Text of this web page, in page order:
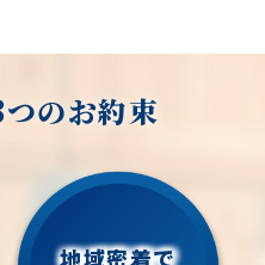
のお約束
地域密着で